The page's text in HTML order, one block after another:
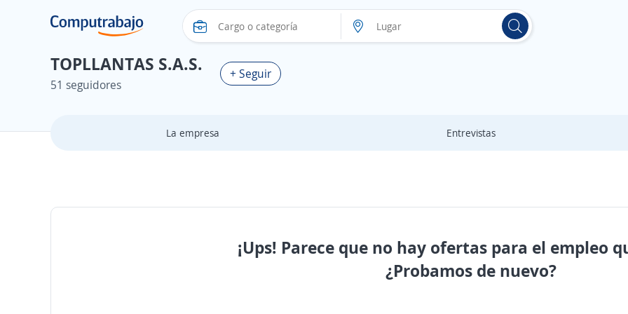
TOPLLANTAS S.A.S.
51 seguidores
+ Seguir
La empresa Entrevistas
¡Ups! Parece que no hay ofertas para el empleo
¿Probamos de nuevo?